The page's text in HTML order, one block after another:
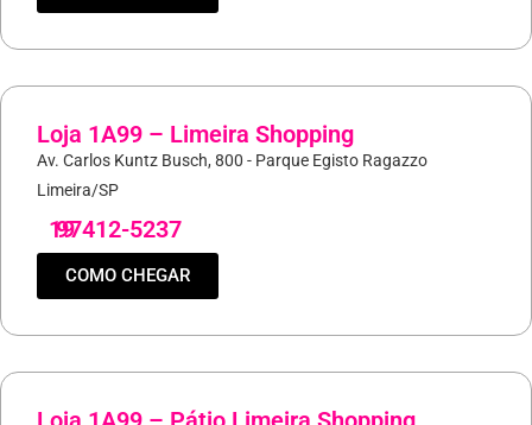
Loja 1A99 – Limeira Shopping
Av. Carlos Kuntz Busch, 800 - Parque Egisto Ragazzo
Limeira/SP
19
97412-5237
COMO CHEGAR